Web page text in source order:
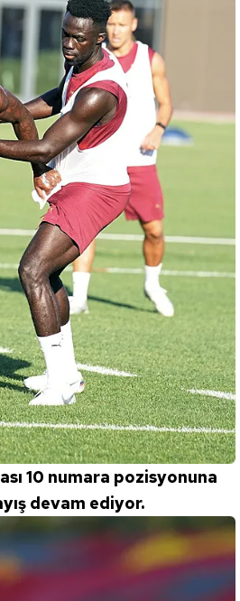
10 numara pozisyonuna
devam ediyor.